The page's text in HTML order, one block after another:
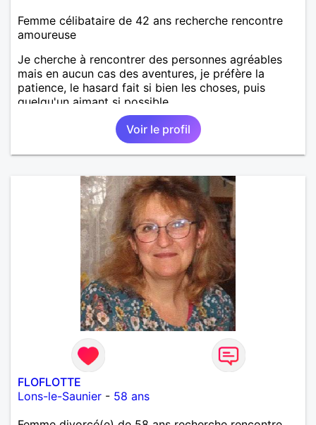
Femme célibataire de 42 ans recherche rencontre
amoureuse
Je cherche à rencontrer des personnes agréables
mais en aucun cas des aventures, je préfère la
patience, le hasard fait si bien les choses, puis
quelqu'un aimant si possible.
Voir le profil
FLOFLOTTE
Lons-le-Saunier - 58 ans